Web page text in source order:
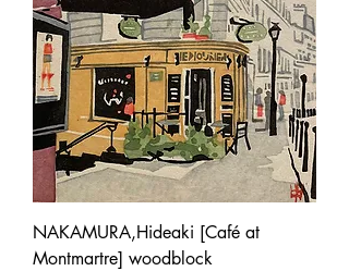
NAKAMURA,Hideaki [Café at
Montmartre] woodblock